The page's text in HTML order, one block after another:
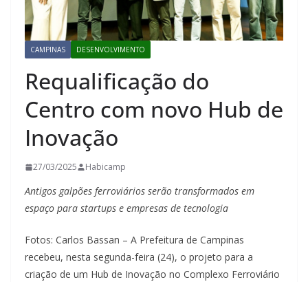
CAMPINAS DESENVOLVIMENTO
Requalificação do
Centro com novo Hub de
Inovação
27/03/2025 Habicamp
Antigos galpões ferroviários serão transformados em
espaço para startups e empresas de tecnologia
Fotos: Carlos Bassan – A Prefeitura de Campinas
recebeu, nesta segunda-feira (24), o projeto para a
criação de um Hub de Inovação no Complexo Ferroviário